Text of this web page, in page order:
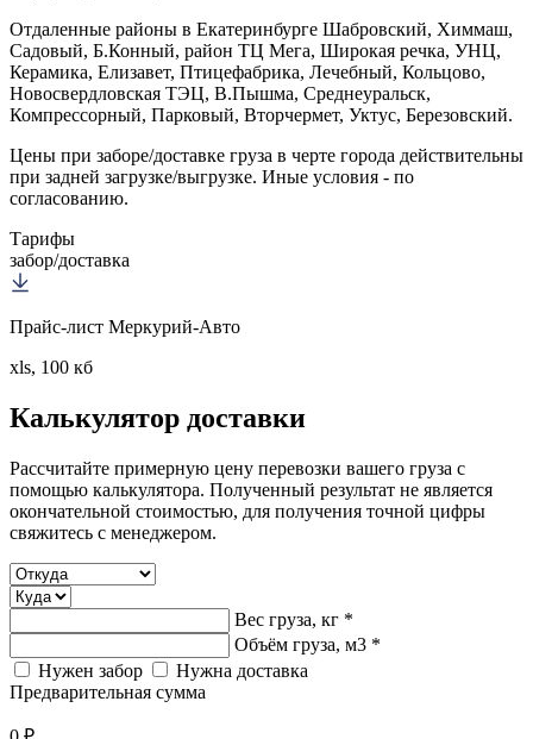
Отдаленные районы в Екатеринбурге Шабровский, Химмаш,
Садовый, Б.Конный, район ТЦ Мега, Широкая речка, УНЦ,
Керамика, Елизавет, Птицефабрика, Лечебный, Кольцово,
Новосвердловская ТЭЦ, В.Пышма, Среднеуральск,
Компрессорный, Парковый, Вторчермет, Уктус, Березовский.
Цены при заборе/доставке груза в черте города действительны
при задней загрузке/выгрузке. Иные условия - по
согласованию.
Тарифы
забор/доставка
Прайс-лист Меркурий-Авто
xls, 100 кб
Калькулятор доставки
Рассчитайте примерную цену перевозки вашего груза с
помощью калькулятора. Полученный результат не является
окончательной стоимостью, для получения точной цифры
свяжитесь с менеджером.
Вес груза, кг *
Объём груза, м3 *
Нужен забор
Нужна доставка
Предварительная сумма